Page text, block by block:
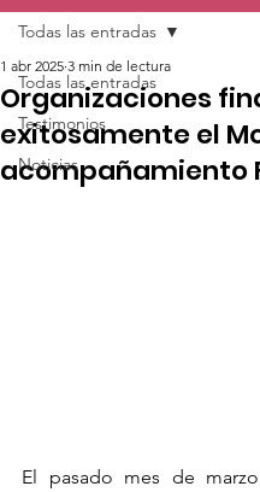
Todas las entradas
Testimonios
Noticias
Todas las entradas
Organizaciones
exitosamente el
acompañamiento
1 abr 2025 3 min de lectura
El pasado mes de